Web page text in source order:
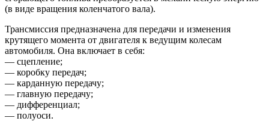
(в виде вращения коленчатого вала).
Трансмиссия предназначена для передачи и изменения
крутящего момента от двигателя к ведущим колесам
автомобиля. Она включает в себя:
— сцепление;
— коробку передач;
— карданную передачу;
— главную передачу;
— дифференциал;
— полуоси.